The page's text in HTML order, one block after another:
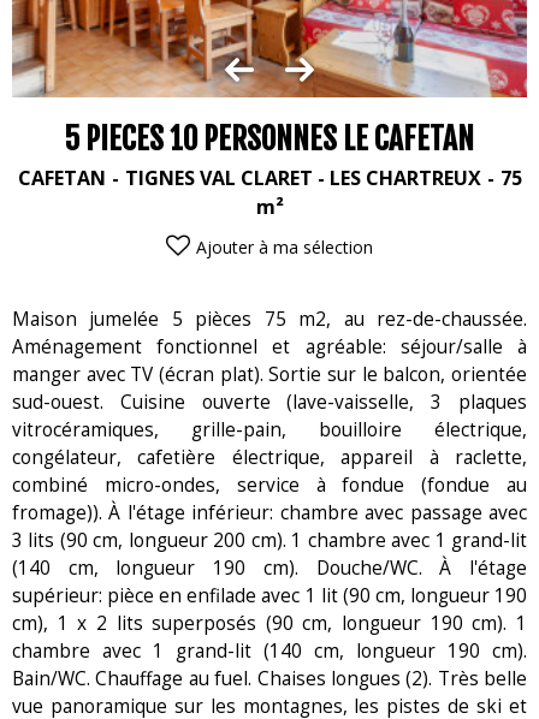
5 PIECES 10 PERSONNES LE CAFETAN
CAFETAN TIGNES VAL CLARET - LES CHARTREUX
75
m²
Ajouter à ma sélection
Maison jumelée 5 pièces 75 m2, au rez-de-chaussée.
Aménagement fonctionnel et agréable: séjour/salle à
manger avec TV (écran plat). Sortie sur le balcon, orientée
sud-ouest. Cuisine ouverte (lave-vaisselle, 3 plaques
vitrocéramiques, grille-pain, bouilloire électrique,
congélateur, cafetière électrique, appareil à raclette,
combiné micro-ondes, service à fondue (fondue au
fromage)). À l'étage inférieur: chambre avec passage avec
3 lits (90 cm, longueur 200 cm). 1 chambre avec 1 grand-lit
(140 cm, longueur 190 cm). Douche/WC. À l'étage
supérieur: pièce en enfilade avec 1 lit (90 cm, longueur 190
cm), 1 x 2 lits superposés (90 cm, longueur 190 cm). 1
chambre avec 1 grand-lit (140 cm, longueur 190 cm).
Bain/WC. Chauffage au fuel. Chaises longues (2). Très belle
vue panoramique sur les montagnes, les pistes de ski et